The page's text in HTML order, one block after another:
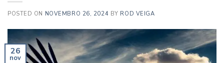
POSTED ON NOVEMBRO 26, 2024 BY ROD VEIGA
26
nov